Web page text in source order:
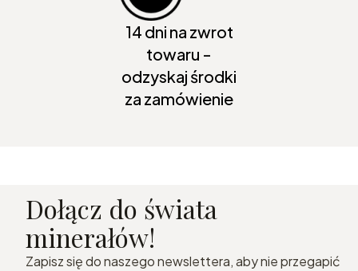
14 dni na zwrot
towaru -
odzyskaj środki
za zamówienie
Dołącz do świata
minerałów!
Zapisz się do naszego newslettera, aby nie przegapić